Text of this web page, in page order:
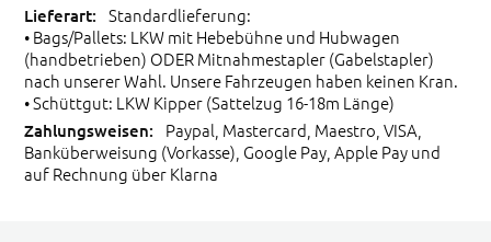
Standardlieferung:
• Bags/Pallets: LKW mit Hebebühne und Hubwagen
(handbetrieben) ODER Mitnahmestapler (Gabelstapler)
nach unserer Wahl. Unsere Fahrzeugen haben keinen Kran.
• Schüttgut: LKW Kipper (Sattelzug 16-18m Länge)
Paypal, Mastercard, Maestro, VISA,
Banküberweisung (Vorkasse), Google Pay, Apple Pay und
auf Rechnung über Klarna